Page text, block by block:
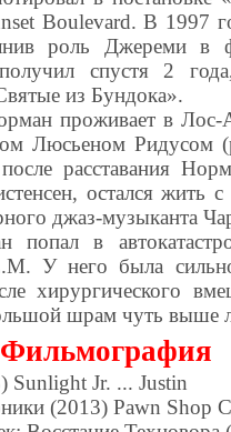
Boulevard. В 1997
роль Джереми в
спустя 2
из Бундока».
проживает в Лос-
Люсьеном Ридусом
расставания
остался жить
джаз-музыканта
в
У него была
хирургического
шрам чуть выше
Фильмография
Jr. ... Justin
(2013) Pawn Shop